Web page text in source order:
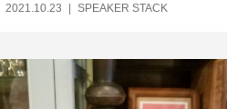
2021.10.23 SPEAKER STACK